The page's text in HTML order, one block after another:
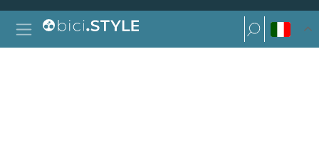
Vai al contenuto
Navigazione principale
Ricerca per:
Ricerca per: